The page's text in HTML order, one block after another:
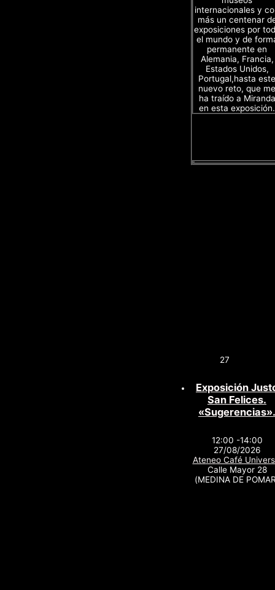
internacionales y
más un centenar
exposiciones por
el mundo y de
permanente en
Alemania, Francia,
Estados Unidos,
Portugal,hasta este
nuevo reto, que me
ha traído a Miranda
en esta exposición.
27
Exposición
San Felices.
«Sugerencias».
12:00 -14:00
27/08/2026
Ateneo Café
Calle Mayor 28
(MEDINA DE